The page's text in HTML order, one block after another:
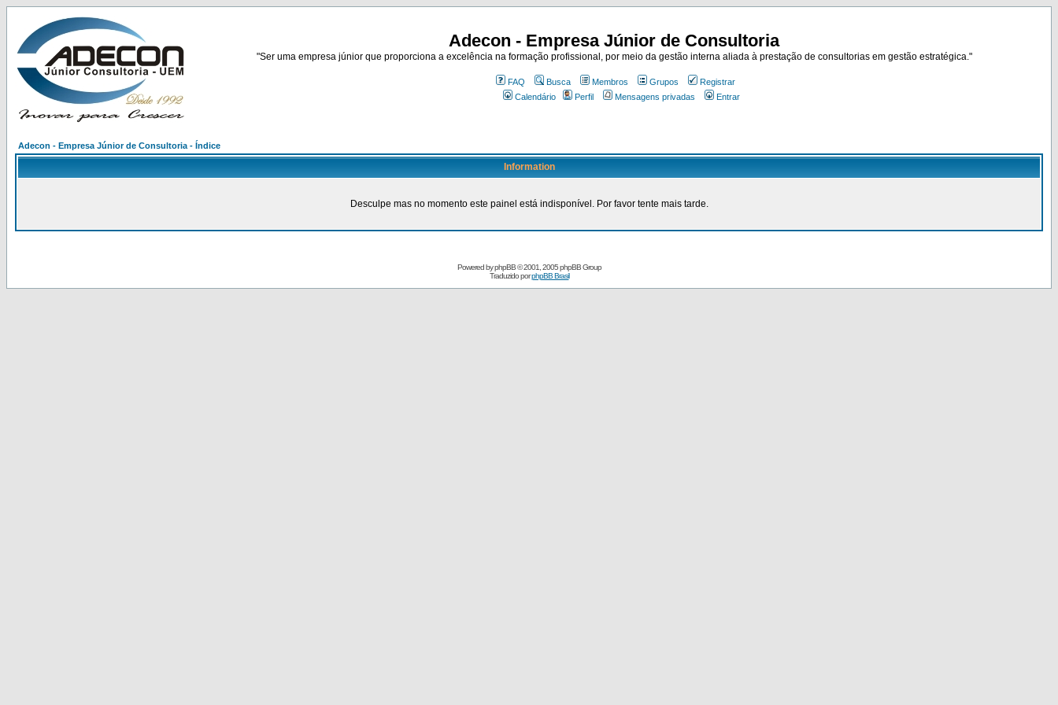
Adecon - Empresa Júnior de Consultoria
"Ser uma empresa júnior que proporciona a excelência na formação profissional, por meio da gestão interna aliada à prestação de consultorias em gestão estratégica."
FAQ Busca Membros Grupos
Registrar
Calendário
Perfil Mensagens privadas Entrar
Adecon - Empresa Júnior de Consultoria - Índice
Information
Desculpe mas no momento este painel está indisponível. Por favor tente mais tarde.
Powered byphpBB© 2001, 2005 phpBB Group
Traduzido porphpBB Brasil